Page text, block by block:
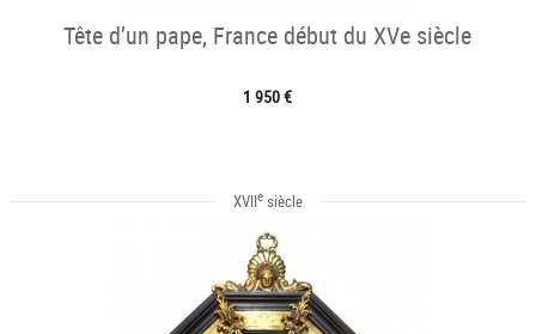
Tête d’un pape, France début du XVe siècle
1 950 €
XVIIesiècle